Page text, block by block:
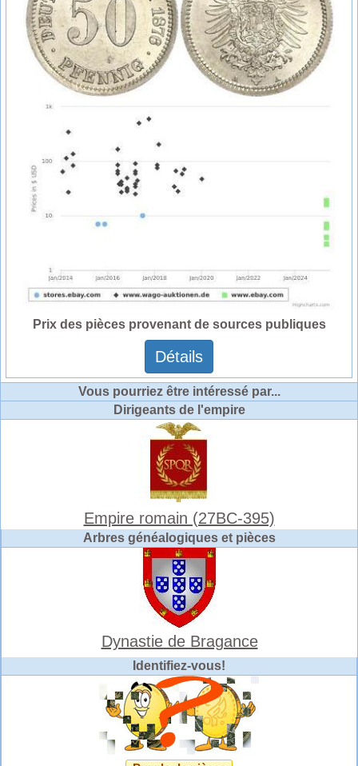
Prix des pièces provenant de sources publiques
Détails
Vous pourriez être intéressé par...
Dirigeants de l'empire
Empire romain (27BC-395)
Arbres généalogiques et pièces
Dynastie de Bragance
Identifiez-vous!